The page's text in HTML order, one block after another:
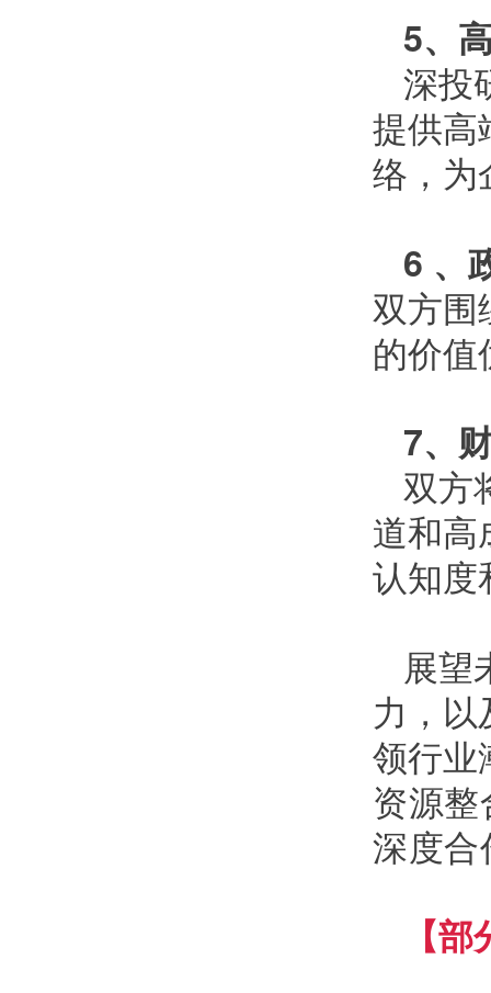
5、
深投
提供高
络，为
6 、
双方围
的价值
7、
双方
道和高
认知度
展望
力，
领行业
资源
深度
【